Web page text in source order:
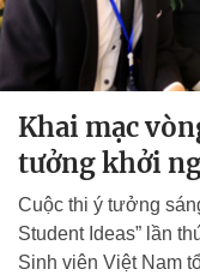
Khai mạc
tưởng khởi
Cuộc thi ý tưởng
Student Ideas” lần
Sinh viên Việt Nam